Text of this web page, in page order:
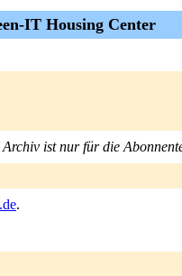
IT Housing Center
ist nur für die
.